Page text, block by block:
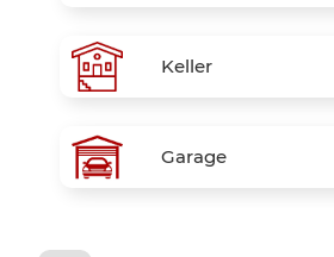
Keller
Garage